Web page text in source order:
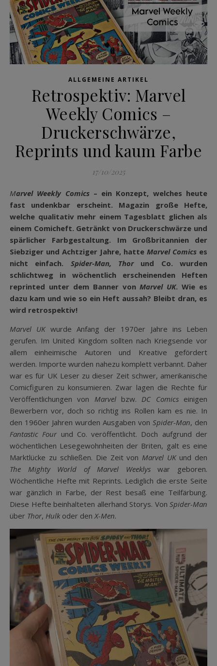
ALLGEMEINE ARTIKEL
Retrospektiv: Marvel
Weekly Comics –
Druckerschwärze,
Reprints und kaum Farbe
17/10/2025
Marvel Weekly Comics– ein Konzept, welches heute
fast undenkbar erscheint. Magazin große Hefte,
welche qualitativ mehr einem Tagesblatt glichen als
einem Comicheft. Getränkt von Druckerschwärze und
spärlicher Farbgestaltung. Im Großbritannien der
Siebziger und Achtziger Jahre, hatte Marvel Comics es
nicht einfach. Spider-Man, Thor und Co. wurden
schlichtweg in wöchentlich erscheinenden Heften
reprinted unter dem Banner vonMarvel UK. Wie es
dazu kam und wie so ein Heft aussah? Bleibt dran, es
wird retrospektiv!
Marvel UKwurde Anfang der 1970er Jahre ins Leben
gerufen. Im United Kingdom sollten nach Kriegsende vor
allem einheimische Autoren und Kreative gefördert
werden. Importe wurden nahezu komplett verbannt. Daher
war es für UK Leser zu dieser Zeit schwer, amerikanische
Comicfiguren zu konsumieren. Zwar lagen die Rechte für
Veröffentlichungen von Marvel bzw.DC Comicseinigen
Bewerbern vor, doch so richtig ins Rollen kam es nie. In
den 1960er Jahren wurden Ausgaben von Spider-Man, den
Fantastic Four und Co. veröffentlicht. Doch aufgrund der
wöchentlichen Lesegewohnheiten der Briten, galt es eine
Marktlücke zu schließen. Die Zeit vonMarvel UKund den
The Mighty World of Marvel Weeklyswar geboren.
Wöchentliche Hefte mit Reprints. Lediglich die erste Seite
war gänzlich in Farbe, der Rest besaß eine Teilfärbung.
Diese Hefte beinhalteten allerhand Storys. Von Spider-Man
über Thor, Hulk oder denX-Men.